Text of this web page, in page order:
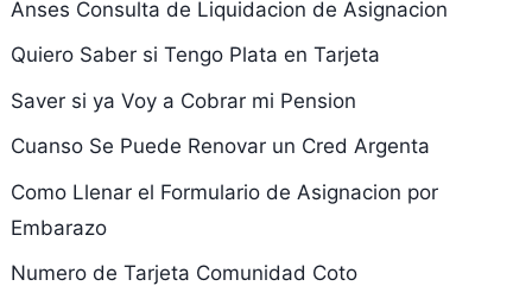
Anses Consulta de Liquidacion de Asignacion
Quiero Saber si Tengo Plata en Tarjeta
Saver si ya Voy a Cobrar mi Pension
Cuanso Se Puede Renovar un Cred Argenta
Como Llenar el Formulario de Asignacion por
Embarazo
Numero de Tarjeta Comunidad Coto